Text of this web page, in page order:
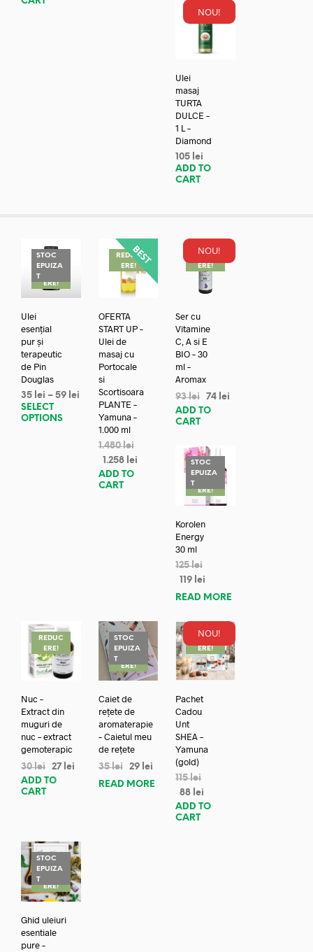
NOU!
Ulei
masaj
TURTA
DULCE –
1 L –
Diamond
105 lei
ADD TO
CART
STOC
EPUIZA
TREDUC
ERE!
Ulei
esențial
pur și
terapeutic
de Pin
Douglas
35 lei – 59 lei
SELECT
OPTIONS
REDUC
ERE!
OFERTA
START UP –
Ulei de
masaj cu
Portocale
si
Scortisoara
PLANTE –
Yamuna –
1.000 ml
1.480lei
1.258 lei
ADD TO
CART
NOU!
REDUC
ERE!
Ser cu
Vitamine
C, A si E
BIO – 30
ml –
Aromax
93lei 74 lei
ADD TO
CART
STOC
EPUIZA
TREDUC
ERE!
Korolen
Energy
30 ml
125lei
119 lei
READ MORE
REDUC
ERE!
Nuc –
Extract din
muguri de
nuc – extract
gemoterapic
30lei 27 lei
ADD TO
CART
STOC
EPUIZA
TREDUC
ERE!
Caiet de
rețete de
aromaterapie
– Caietul meu
de rețete
35lei 29 lei
READ MORE
NOU!
REDUC
ERE!
Pachet
Cadou
Unt
SHEA –
Yamuna
(gold)
115lei
88 lei
ADD TO
CART
STOC
EPUIZA
TREDUC
ERE!
Ghid uleiuri
esentiale
pure –